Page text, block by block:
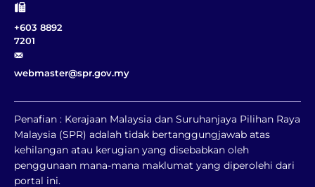
+603 8892
7201
webmaster@spr.gov.my
Penafian : Kerajaan Malaysia dan Suruhanjaya Pilihan Raya
Malaysia (SPR) adalah tidak bertanggungjawab atas
kehilangan atau kerugian yang disebabkan oleh
penggunaan mana-mana maklumat yang diperolehi dari
portal ini.